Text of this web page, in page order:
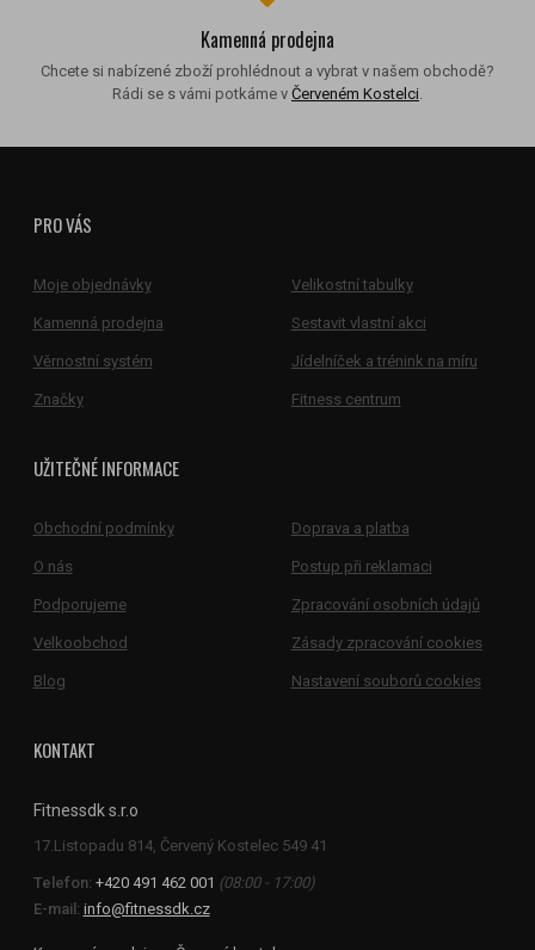
Kamenná prodejna
Chcete si nabízené zboží prohlédnout a vybrat v našem obchodě?
Rádi se s vámi potkáme v Červeném Kostelci
PRO VÁS
Moje objednávky Velikostní tabulky
Kamenná prodejna Sestavit vlastní akci
Věrnostní systém Jídelníček a trénink na míru
Značky Fitness centrum
UŽITEČNÉ INFORMACE
Obchodní podmínky Doprava a platba
O nás Postup při reklamaci
Podporujeme Zpracování osobních údajů
Velkoobchod Zásady zpracování cookies
Blog Nastavení souborů cookies
KONTAKT
Fitnessdk s.r.o
Telefon: +420 491 462 001 (08:00 - 17:00)
E-mail: info@fitnessdk.cz